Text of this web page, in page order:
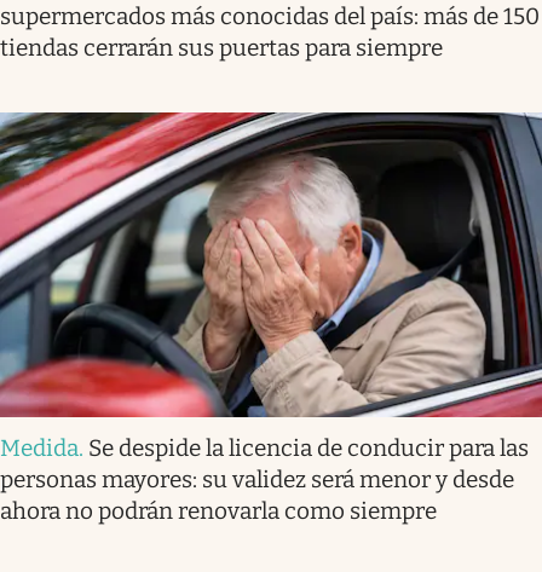
supermercados más conocidas del país: más de 150
tiendas cerrarán sus puertas para siempre
Medida. Se despide la licencia de conducir para las
personas mayores: su validez será menor y desde
ahora no podrán renovarla como siempre